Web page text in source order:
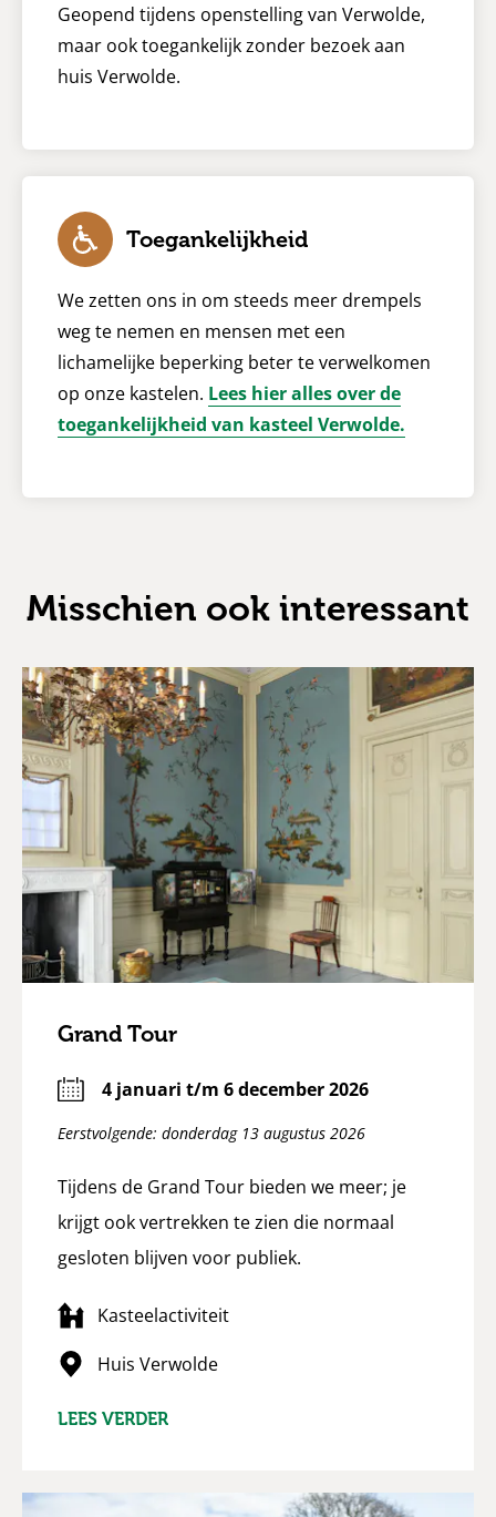
Geopend tijdens openstelling van Verwolde,
maar ook toegankelijk zonder bezoek aan
huis Verwolde.
Toegankelijkheid
We zetten ons in om steeds meer drempels
weg te nemen en mensen met een
lichamelijke beperking beter te verwelkomen
op onze kastelen. Lees hier alles over de
toegankelijkheid van kasteel Verwolde.
Misschien ook interessant
Grand Tour
4 januari t/m 6 december 2026
Eerstvolgende: donderdag 13 augustus 2026
Tijdens de Grand Tour bieden we meer; je
krijgt ook vertrekken te zien die normaal
gesloten blijven voor publiek.
Kasteelactiviteit
Huis Verwolde
LEES VERDER